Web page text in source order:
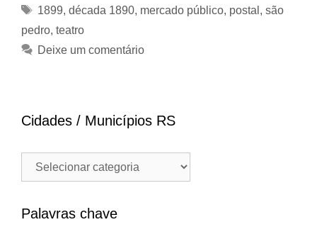
Tags
1899, década 1890, mercado público, postal , são
pedro, teatro
Deixe um comentário
Cidades / Municípios RS
Cidades
Municípios
Palavras chave